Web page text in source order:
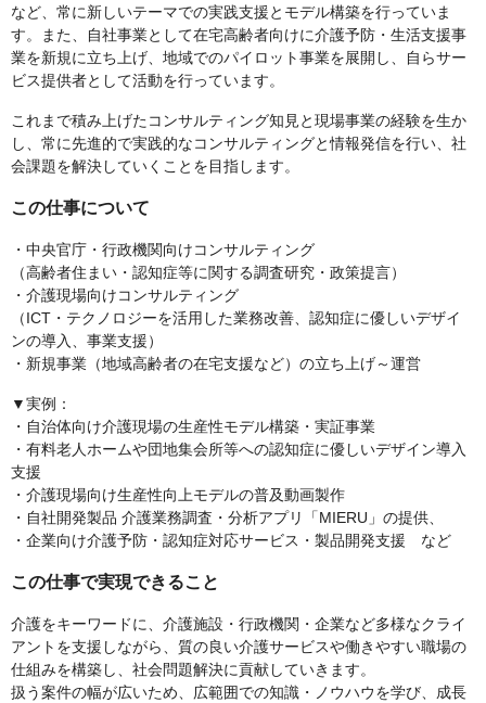
など、常に新しいテーマでの実践支援とモデル構築を行っていま
す。また、自社事業として在宅高齢者向けに介護予防・生活支援事
業を新規に立ち上げ、地域でのパイロット事業を展開し、自らサー
ビス提供者として活動を行っています。
これまで積み上げたコンサルティング知見と現場事業の経験を生か
し、常に先進的で実践的なコンサルティングと情報発信を行い、社
会課題を解決していくことを目指します。
この仕事について
・中央官庁・行政機関向けコンサルティング
（高齢者住まい・認知症等に関する調査研究・政策提言）
・介護現場向けコンサルティング
（ICT・テクノロジーを活用した業務改善、認知症に優しいデザイ
ンの導入、事業支援）
・新規事業（地域高齢者の在宅支援など）の立ち上げ～運営
▼実例：
・自治体向け介護現場の生産性モデル構築・実証事業
・有料老人ホームや団地集会所等への認知症に優しいデザイン導入
支援
・介護現場向け生産性向上モデルの普及動画製作
・自社開発製品 介護業務調査・分析アプリ「MIERU」の提供、
・企業向け介護予防・認知症対応サービス・製品開発支援 など
この仕事で実現できること
介護をキーワードに、介護施設・行政機関・企業など多様なクライ
アントを支援しながら、質の良い介護サービスや働きやすい職場の
仕組みを構築し、社会問題解決に貢献していきます。
扱う案件の幅が広いため、広範囲での知識・ノウハウを学び、成長